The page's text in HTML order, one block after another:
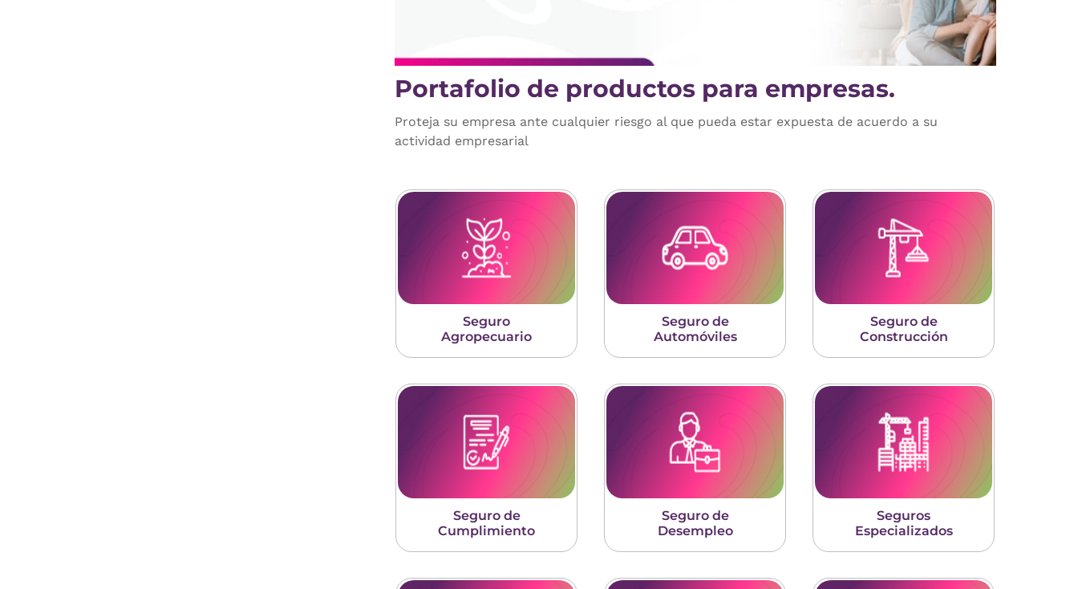
Portafolio de productos para empresas.
Proteja su empresa ante cualquier riesgo al que pueda estar expuesta de acuerdo a su
actividad empresarial
Seguro
Agropecuario
Seguro de
Automóviles
Seguro de
Construcción
Seguro de
Cumplimiento
Seguro de
Desempleo
Seguros
Especializados